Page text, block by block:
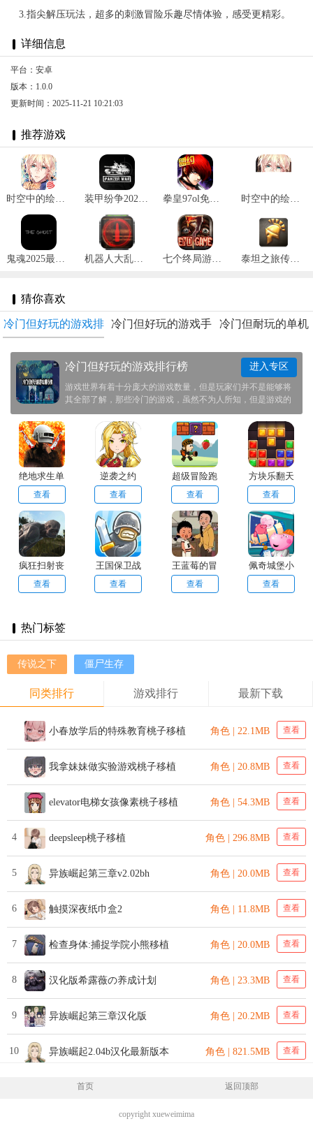
3.指尖解压玩法，超多的刺激冒险乐趣尽情体验，感受更精彩。
详细信息
平台：安卓
版本：1.0.0
更新时间：2025-11-21 10:21:03
推荐游戏
时空中的绘旅人新春版 v1.0.32 装甲纷争2025最新版 v2024.1.18.2 拳皇97ol免费版 v3.3.5 时空中的绘旅人网易版 v1.0.37
鬼魂2025最新版 v1.32.5 机器人大乱斗官方手机版 v1.2.3 七个终局游戏 v1.2.8 泰坦之旅传奇版完整版纯净版 v3.0.5141
猜你喜欢
冷门但好玩的游戏排 冷门但好玩的游戏手 冷门但耐玩的单机
冷门但好玩的游戏排行榜
游戏世界有着十分庞大的游戏数量，但是玩家们并不是能够将
其全部了解，那些冷门的游戏，虽然不为人所知，但是游戏的
质量却是十分不错。这次我们特地帮助玩家们准备了一些冷门
但好玩的游戏推荐给大家，感兴趣的玩家前来本站之中下载体
进入专区
绝地求生单
机版
查看
逆袭之约
查看
超级冒险跑
步
查看
方块乐翻天
查看
疯狂扫射丧
尸生存
查看
王国保卫战
查看
王蓝莓的冒
险生活
查看
佩奇城堡小
英雄
查看
热门标签
传说之下 僵尸生存
同类排行 游戏排行 最新下载
小春放学后的特殊教育桃子移植 角色 | 22.1MB 查看
我拿妹妹做实验游戏桃子移植 角色 | 20.8MB 查看
elevator电梯女孩像素桃子移植 角色 | 54.3MB 查看
4 deepsleep桃子移植 角色 | 296.8MB 查看
5 异族崛起第三章v2.02bh 角色 | 20.0MB 查看
6 触摸深夜纸巾盒2 角色 | 11.8MB 查看
7 检查身体:捕捉学院小熊移植 角色 | 20.0MB 查看
8 汉化版希露薇の养成计划 角色 | 23.3MB 查看
9 异族崛起第三章汉化版 角色 | 20.2MB 查看
10 异族崛起2.04b汉化最新版本 角色 | 821.5MB 查看
首页 返回顶部
copyright xueweimima